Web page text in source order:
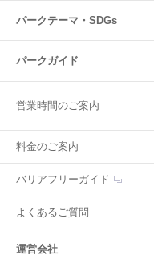
パークテーマ・SDGs
パークガイド
営業時間のご案内
料金のご案内
バリアフリーガイド
よくあるご質問
運営会社